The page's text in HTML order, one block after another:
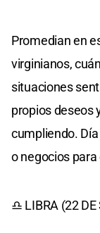
Promedian en
virginianos,
situaciones
propios deseos
cumpliendo.
o negocios
♎ LIBRA (22